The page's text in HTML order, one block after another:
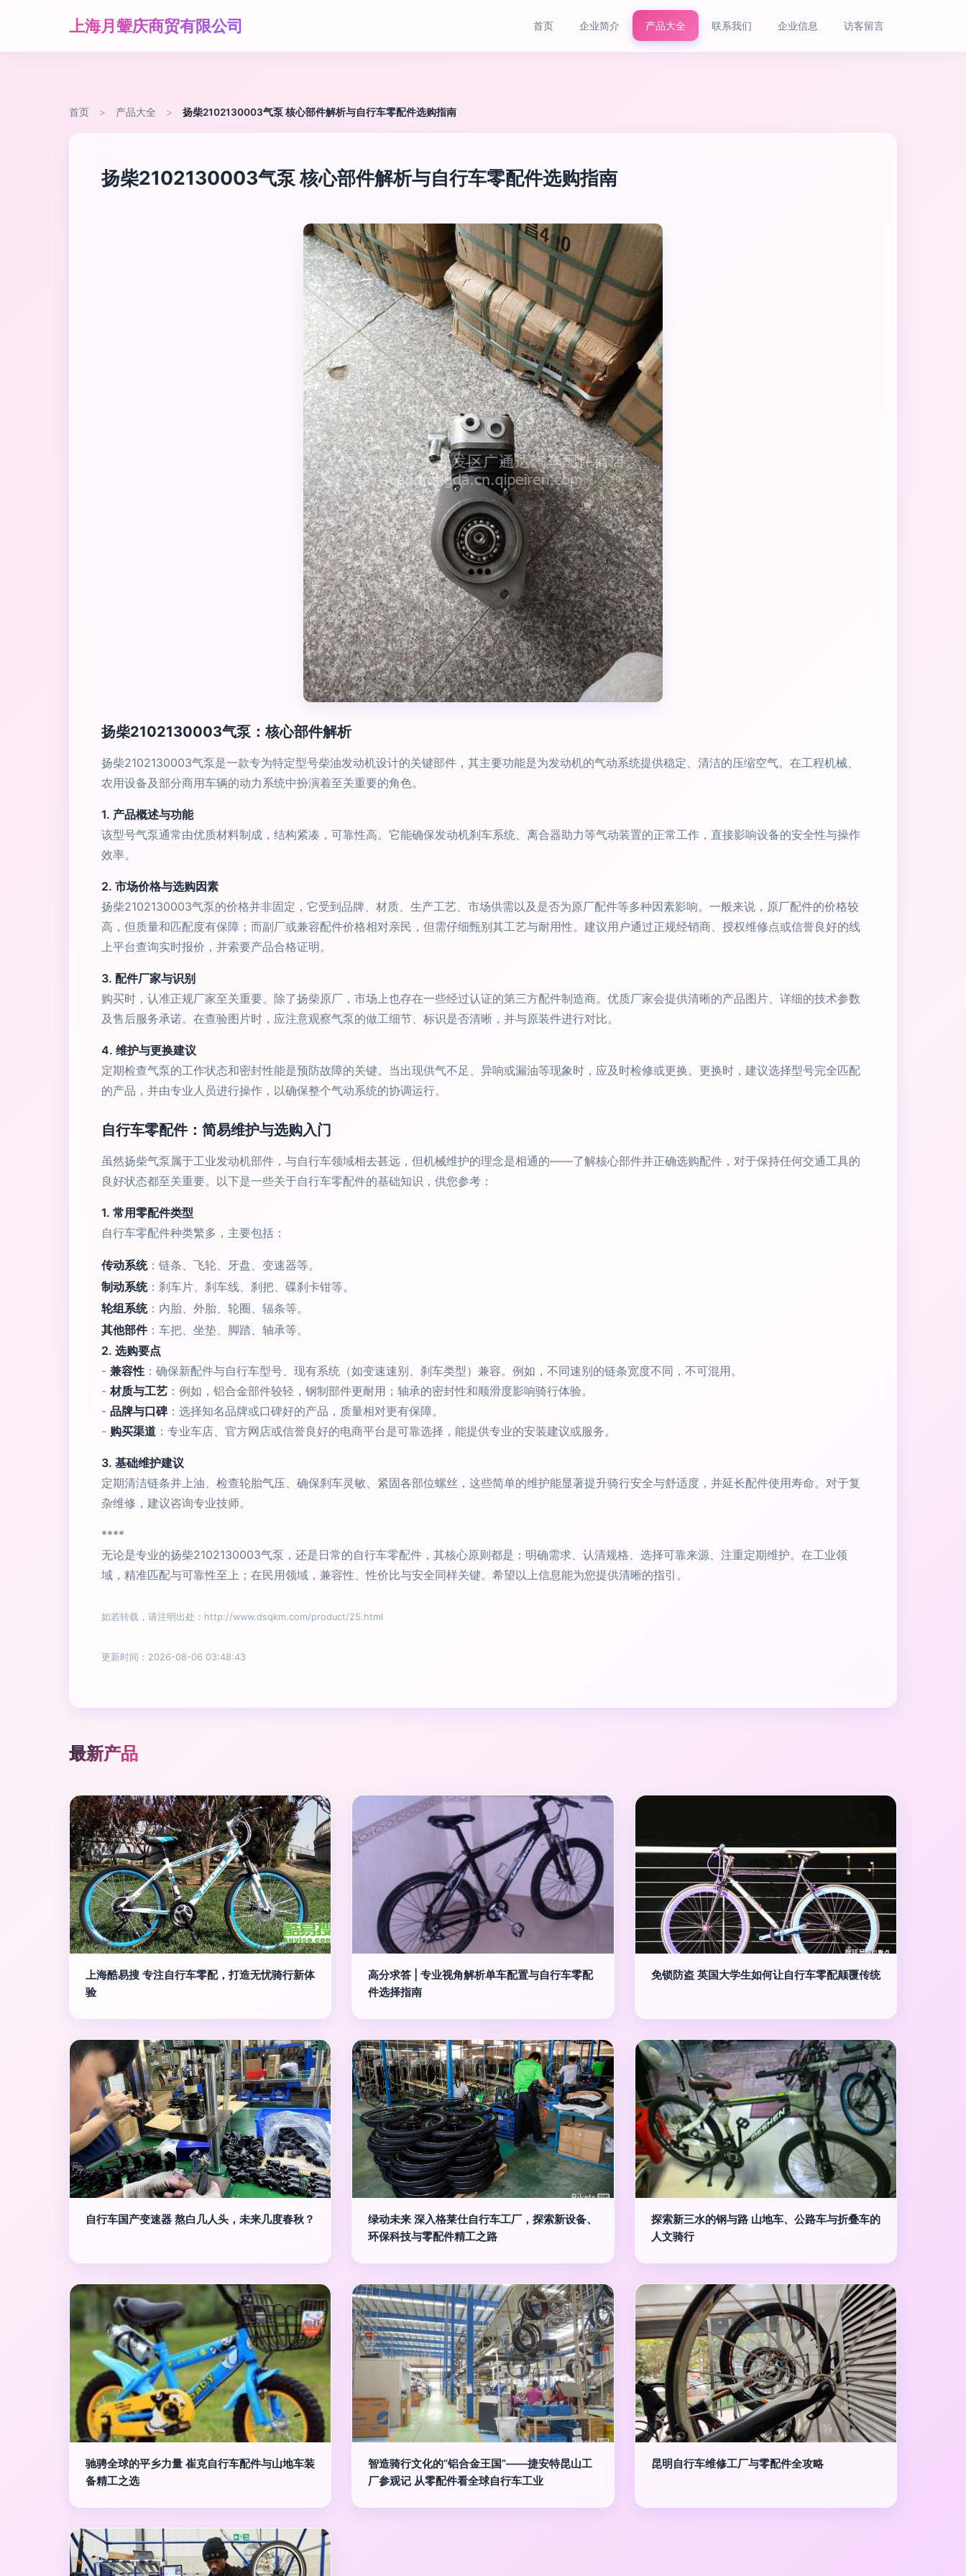
上海月颦庆商贸有限公司 首页 企业简介 产品大全 联系我们 企业信息 访客留言
首页 > 产品大全 > 扬柴2102130003气泵 核心部件解析与自行车零配件选购指南
扬柴2102130003气泵 核心部件解析与自行车零配件选购指南
扬柴2102130003气泵：核心部件解析
扬柴2102130003气泵是一款专为特定型号柴油发动机设计的关键部件，其主要功能是为发动机的气动系统提供稳定、清洁的压缩空气。在工程机械、
农用设备及部分商用车辆的动力系统中扮演着至关重要的角色。
1. 产品概述与功能
该型号气泵通常由优质材料制成，结构紧凑，可靠性高。它能确保发动机刹车系统、离合器助力等气动装置的正常工作，直接影响设备的安全性与操作
效率。
2. 市场价格与选购因素
扬柴2102130003气泵的价格并非固定，它受到品牌、材质、生产工艺、市场供需以及是否为原厂配件等多种因素影响。一般来说，原厂配件的价格较
高，但质量和匹配度有保障；而副厂或兼容配件价格相对亲民，但需仔细甄别其工艺与耐用性。建议用户通过正规经销商、授权维修点或信誉良好的线
上平台查询实时报价，并索要产品合格证明。
3. 配件厂家与识别
购买时，认准正规厂家至关重要。除了扬柴原厂，市场上也存在一些经过认证的第三方配件制造商。优质厂家会提供清晰的产品图片、详细的技术参数
及售后服务承诺。在查验图片时，应注意观察气泵的做工细节、标识是否清晰，并与原装件进行对比。
4. 维护与更换建议
定期检查气泵的工作状态和密封性能是预防故障的关键。当出现供气不足、异响或漏油等现象时，应及时检修或更换。更换时，建议选择型号完全匹配
的产品，并由专业人员进行操作，以确保整个气动系统的协调运行。
自行车零配件：简易维护与选购入门
虽然扬柴气泵属于工业发动机部件，与自行车领域相去甚远，但机械维护的理念是相通的——了解核心部件并正确选购配件，对于保持任何交通工具的
良好状态都至关重要。以下是一些关于自行车零配件的基础知识，供您参考：
1. 常用零配件类型
自行车零配件种类繁多，主要包括：
传动系统：链条、飞轮、牙盘、变速器等。
制动系统：刹车片、刹车线、刹把、碟刹卡钳等。
轮组系统：内胎、外胎、轮圈、辐条等。
其他部件：车把、坐垫、脚踏、轴承等。
2. 选购要点
- 兼容性 ：确保新配件与自行车型号、现有系统（如变速速别、刹车类型）兼容。例如，不同速别的链条宽度不同，不可混用。
-材质与工艺 ：例如，铝合金部件较轻，钢制部件更耐用；轴承的密封性和顺滑度影响骑行体验。
- 品牌与口碑：选择知名品牌或口碑好的产品，质量相对更有保障。
- 购买渠道 ：专业车店、官方网店或信誉良好的电商平台是可靠选择，能提供专业的安装建议或服务。
3. 基础维护建议
定期清洁链条并上油、检查轮胎气压、确保刹车灵敏、紧固各部位螺丝，这些简单的维护能显著提升骑行安全与舒适度，并延长配件使用寿命。对于复
杂维修，建议咨询专业技师。
****
无论是专业的扬柴2102130003气泵，还是日常的自行车零配件，其核心原则都是：明确需求、认清规格、选择可靠来源、注重定期维护。在工业领
域，精准匹配与可靠性至上；在民用领域，兼容性、性价比与安全同样关键。希望以上信息能为您提供清晰的指引。
如若转载，请注明出处：http://www.dsqkm.com/product/25.html
更新时间：2026-08-06 03:48:43
最新产品
上海酷易搜 专注自行车零配，打造无忧骑行新体
验
高分求答 | 专业视角解析单车配置与自行车零配
件选择指南
免锁防盗 英国大学生如何让自行车零配颠覆传统
自行车国产变速器 熬白几人头，未来几度春秋？
绿动未来 深入格莱仕自行车工厂，探索新设备、
环保科技与零配件精工之路
探索新三水的钢与路 山地车、公路车与折叠车的
人文骑行
驰骋全球的平乡力量 崔克自行车配件与山地车装
备精工之选
智造骑行文化的“铝合金王国”——捷安特昆山工
厂参观记 从零配件看全球自行车工业
昆明自行车维修工厂与零配件全攻略